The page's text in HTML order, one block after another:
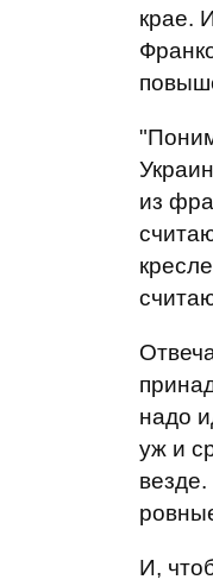
крае.
из
надо
уж и
И,